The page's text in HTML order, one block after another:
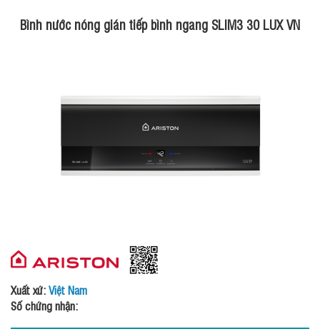
Bình nước nóng gián tiếp bình ngang SLIM3 30 LUX VN
Xuất xứ:Việt Nam
Số chứng nhận: